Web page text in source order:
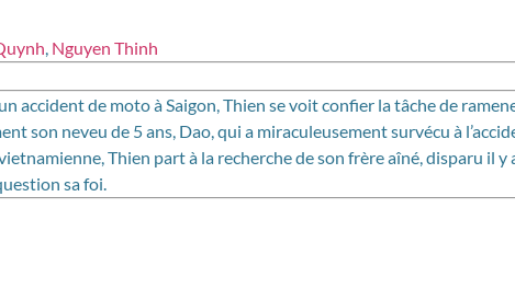
, Nguyen Thinh
accident de moto à Saigon, Thien se voit confier la tâche de
son neveu de 5 ans, Dao, qui a miraculeusement survécu à
Thien part à la recherche de son frère aîné, disparu il y
sa foi.